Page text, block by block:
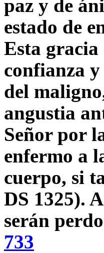
paz y de
estado de
Esta
confianza
del
angustia
Señor por
enfermo a
cuerpo, si
DS 1325).
serán
733